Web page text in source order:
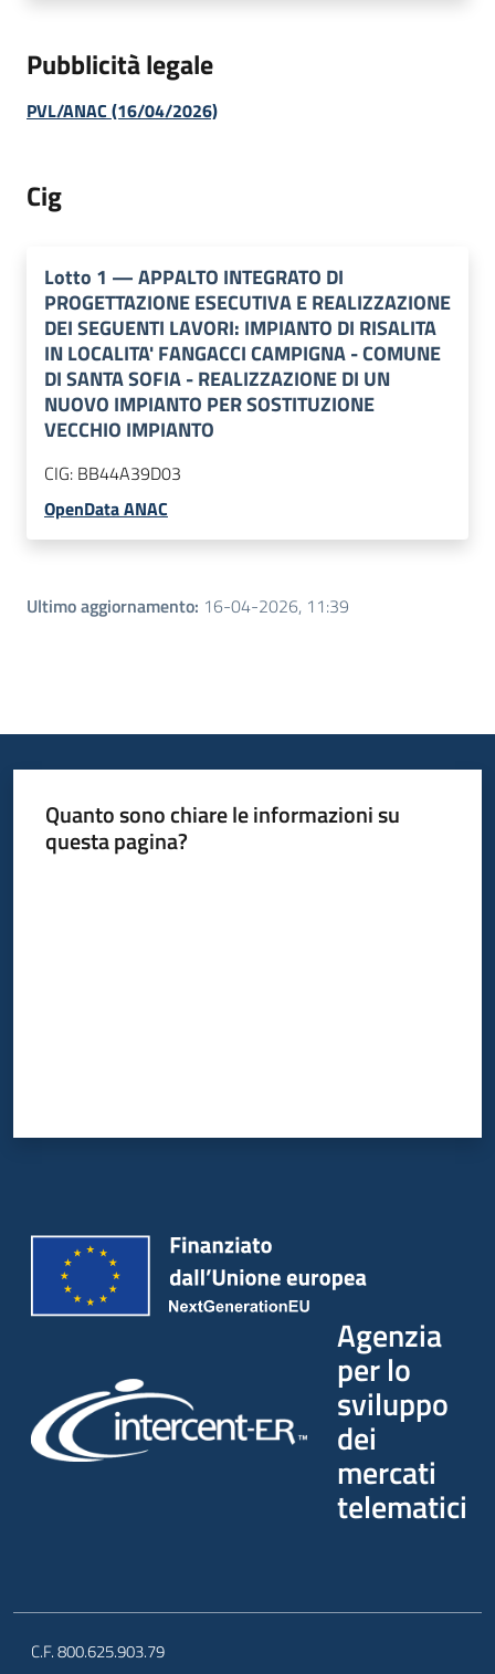
Pubblicità legale
PVL/ANAC (16/04/2026)
Cig
Lotto 1 —APPALTO INTEGRATO DI
PROGETTAZIONE ESECUTIVA E REALIZZAZIONE
DEI SEGUENTI LAVORI: IMPIANTO DI RISALITA
IN LOCALITA' FANGACCI CAMPIGNA - COMUNE
DI SANTA SOFIA - REALIZZAZIONE DI UN
NUOVO IMPIANTO PER SOSTITUZIONE
VECCHIO IMPIANTO
CIG: BB44A39D03
OpenData ANAC
Ultimo aggiornamento: 16-04-2026, 11:39
Quanto sono chiare le informazioni su
questa pagina?
Agenzia
per lo
sviluppo
dei
mercati
telematici
C.F. 800.625.903.79